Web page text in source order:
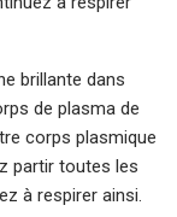
brillante dans
de plasma de
corps plasmique
partir toutes les
à respirer ainsi.